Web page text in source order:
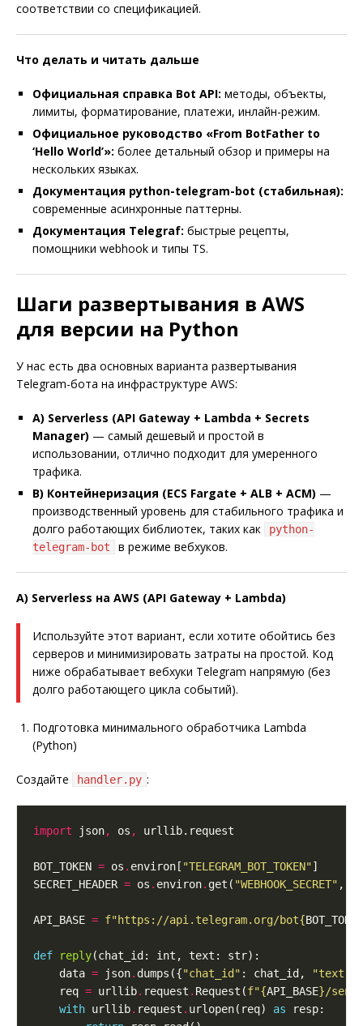
соответствии со спецификацией.
Что делать и читать дальше
Официальная справка Bot API: методы, объекты,
лимиты, форматирование, платежи, инлайн-режим.
Официальное руководство «From BotFather to
‘Hello World’»: более детальный обзор и примеры на
нескольких языках.
Документация python-telegram-bot (стабильная):
современные асинхронные паттерны.
Документация Telegraf: быстрые рецепты,
помощники webhook и типы TS.
Шаги развертывания в AWS
для версии на Python
У нас есть два основных варианта развертывания
Telegram-бота на инфраструктуре AWS:
A) Serverless (API Gateway + Lambda + Secrets
Manager) — самый дешевый и простой в
использовании, отлично подходит для умеренного
трафика.
B) Контейнеризация (ECS Fargate + ALB + ACM) —
производственный уровень для стабильного трафика и
долго работающих библиотек, таких как
python-
telegram-bot
в режиме вебхуков.
A) Serverless на AWS (API Gateway + Lambda)
Используйте этот вариант, если хотите обойтись без
серверов и минимизировать затраты на простой. Код
ниже обрабатывает вебхуки Telegram напрямую (без
долго работающего цикла событий).
Подготовка минимального обработчика Lambda
(Python)
Создайте handler.py :
import json, os ,
BOT_TOKEN = os . environ[ "TELEGRAM_BOT_TOKEN"
SECRET_HEADER = os . environ. get( "WEBHOOK_SECRET" ,
API_BASE = f"https://api.telegram.org/bot{BOT_TOKEN
def reply
    data
= json. dumps({"chat_id" : chat_id, "text"
    req
= urllib. request . Request(f"{API_BASE}/
with urllib. request . urlopen(req) as